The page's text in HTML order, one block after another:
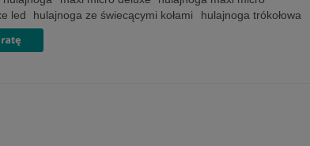
led
hulajnoga ze świecącymi kołami hulajnoga trókołowa